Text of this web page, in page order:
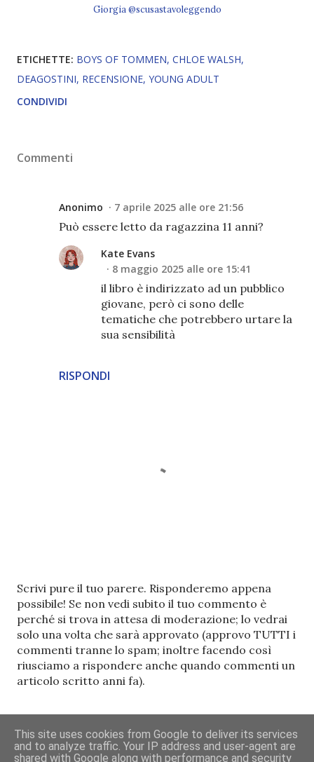
Giorgia @scusastavoleggendo
ETICHETTE: BOYS OF TOMMEN CHLOE WALSH
DEAGOSTINI RECENSIONE YOUNG ADULT
CONDIVIDI
Commenti
Anonimo 7 aprile 2025 alle ore 21:56
Può essere letto da ragazzina 11 anni?
RISPONDI
Kate Evans
8 maggio 2025 alle ore 15:41
il libro è indirizzato ad un pubblico
giovane, però ci sono delle
tematiche che potrebbero urtare la
sua sensibilità
P
o
s
t
a
u
n
o
m
m
e
Scrivi pure il tuo parere. Risponderemo appena
possibile! Se non vedi subito il tuo commento è
perché si trova in attesa di moderazione; lo vedrai
solo una volta che sarà approvato (approvo TUTTI i
commenti tranne lo spam; inoltre facendo così
riusciamo a rispondere anche quando commenti un
articolo scritto anni fa).
Powered by Blogger
This site uses cookies from Google to deliver its services
and to analyze traffic. Your IP address and user-agent are
shared with Google along with performance and security